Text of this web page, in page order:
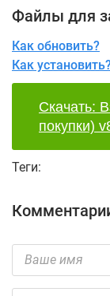
Файлы для
Как обновить?
Как
Скачать:
покупки)
Теги: